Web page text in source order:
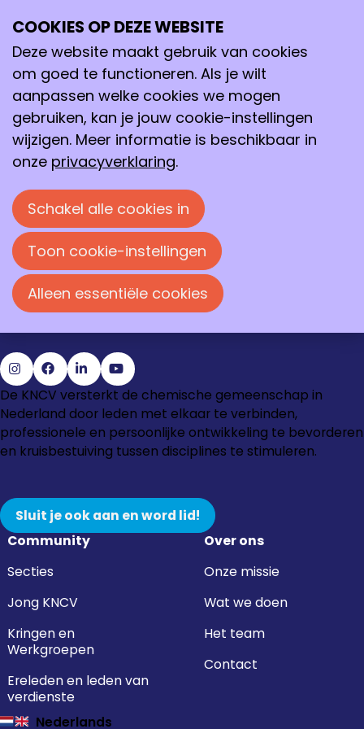
2026
dinsdag 12 mei 2026 van 13:00 uur tot 18:00 uur
Energy Barn, Groningen
De aanmeldperiode is voorbij
Op dit moment is het niet meer mogelijk om je
alsnog aan te melden omdat de aanmeldperiode
voorbij is.
Loire 150
2491 AK Den Haag
070 337 87 90
Ga
naar
Instagram
Ga
naar
Facebook
Ga
naar
LinkedIn
Ga
naar
YouTube
Community
Secties
Jong KNCV
Kringen en
Werkgroepen
Ereleden en leden van
verdienste
Over ons
Onze missie
Wat we doen
Het team
Contact
De KNCV versterkt de chemische gemeenschap in
Nederland door leden met elkaar te verbinden,
professionele en persoonlijke ontwikkeling te bevorderen
en kruisbestuiving tussen disciplines te stimuleren.
Sluit je ook aan en word lid!
Nederlands
COOKIES OP DEZE WEBSITE
Deze website maakt gebruik van cookies
om goed te functioneren. Als je wilt
aanpassen welke cookies we mogen
gebruiken, kan je jouw cookie-instellingen
wijzigen. Meer informatie is beschikbaar in
onze privacyverklaring.
Schakel alle cookies in
Toon cookie-instellingen
Alleen essentiële cookies